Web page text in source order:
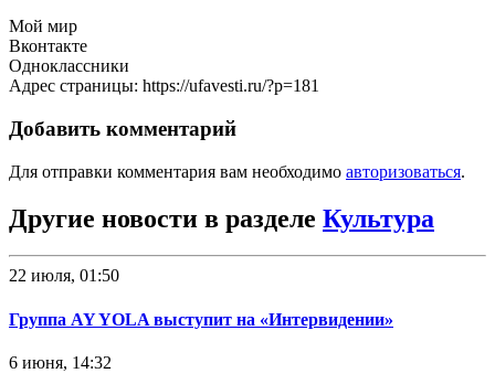
Мой мир
Вконтакте
Одноклассники
Адрес страницы: https://ufavesti.ru/?p=181
Добавить комментарий
Для отправки комментария вам необходимо авторизоваться.
Другие новости в разделе Культура
22 июля, 01:50
Группа AY YOLA выступит на «Интервидении»
6 июня, 14:32